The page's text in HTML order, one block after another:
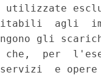
utilizzate
agli
gli
che,  per
e